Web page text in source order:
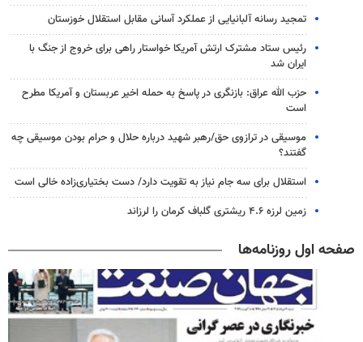
تمجید رسانه آلبانیایی از عملکرد آسانی مقابل استقلال خوزستان
رئیس ستاد مشترک ارتش آمریکا خواستار راهی برای خروج از جنگ با
ایران شد
حزب الله عراق: بازنگری در پاسخ به حمله اخیر عربستان و آمریکا مطرح
است
موسیقی در ترازوی حق/رهبر شهید درباره حلال و حرام بودن موسیقی چه
گفتند؟
استقلال برای سه جام نیاز به تقویت دارد/ دست بختیاری‌زاده خالی است
زمین لرزه ۴.۶ ریشتری گلباف کرمان را لرزاند
صفحه اول روزنامه‌ها